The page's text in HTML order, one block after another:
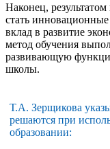
Наконец,
стать
вклад в развитие
метод обучения
развивающую
школы.
Т.А. Зерщикова
решаются при
образовании: